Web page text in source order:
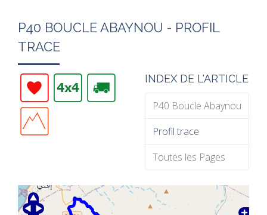
P40 BOUCLE ABAYNOU - PROFIL
TRACE
INDEX DE L'ARTICLE
P40 Boucle Abaynou
Profil trace
Toutes les Pages